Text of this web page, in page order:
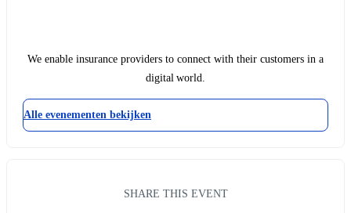
We enable insurance providers to connect with their customers in a
digital world.
Alle evenementen bekijken
SHARE THIS EVENT